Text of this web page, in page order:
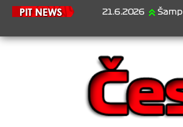
21.6.2026 Šampionát 2026/